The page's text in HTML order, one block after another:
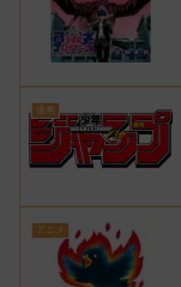
漫画
アニメ